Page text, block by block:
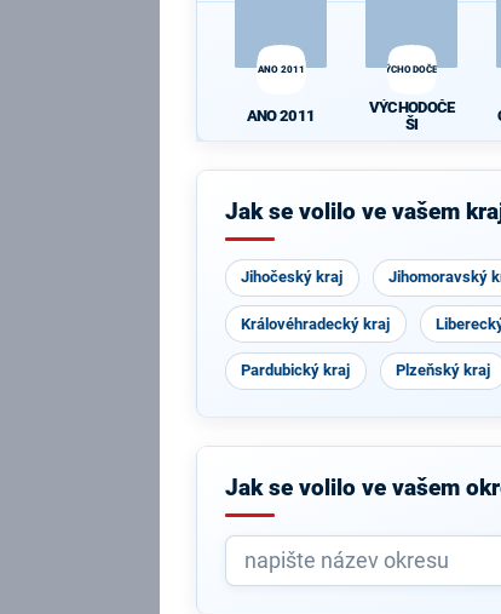
ANO 2011
ANO 2011
VÝCHODOČEŠI
VÝCHODOČE
ŠI
Jak se volilo ve vašem
Jihočeský kraj Jihomoravský
Královéhradecký kraj
Pardubický kraj Plzeňský kraj
Jak se volilo ve vašem